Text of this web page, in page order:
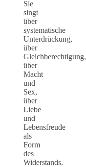
Sie
singt
über
systematische
Unterdrückung,
über
Gleichberechtigung,
über
Macht
und
Sex,
über
Liebe
und
Lebensfreude
als
Form
des
Widerstands.